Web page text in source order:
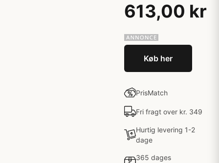
613,00 kr
Køb her
PrisMatch
Fri fragt over kr. 349
Hurtig levering 1-2
dage
365 dages